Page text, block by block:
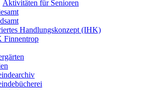
Aktivitäten für Senioren
Handlungskonzept (IHK)
Finnentrop